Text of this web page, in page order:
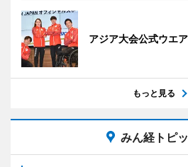
アジア大会公式ウエ
もっと見る
みん経トピ